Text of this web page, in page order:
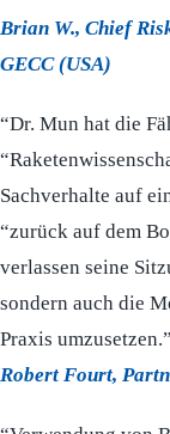
Brian W., Chief
GECC (USA)
“Dr. Mun hat die
Sachverhalte auf
“zurück auf dem
verlassen seine
sondern auch die
Praxis umzusetzen.”
Robert Fourt,